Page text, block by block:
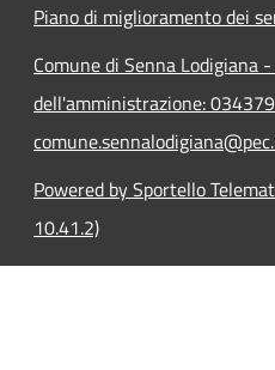
Piano di miglioramento dei
Comune di Senna Lodigiana
dell'amministrazione:
Powered by Sportello
10.41.2)